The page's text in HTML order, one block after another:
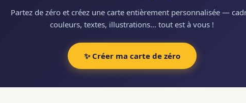
Partez de zéro et créez une carte entièrement personnalisée —
couleurs, textes, illustrations… tout est à vous !
✨ Créer ma carte de zéro